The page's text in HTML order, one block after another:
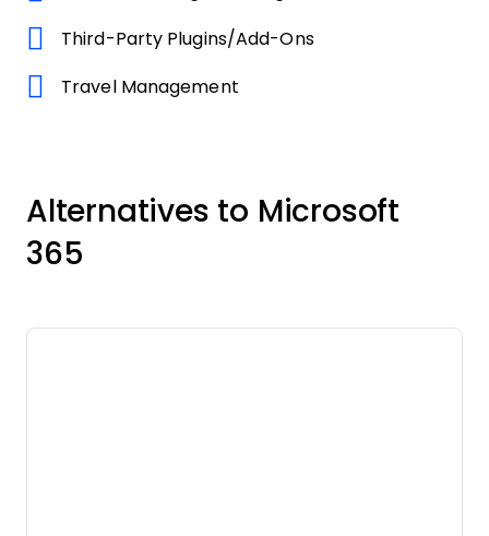
Third-Party Plugins/Add-Ons
Travel Management
Alternatives to Microsoft
365